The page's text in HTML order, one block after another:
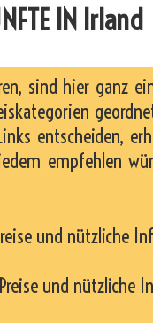
IN Irland
sind hier ganz
entscheiden,
empfehlen
und nützliche
und nützliche